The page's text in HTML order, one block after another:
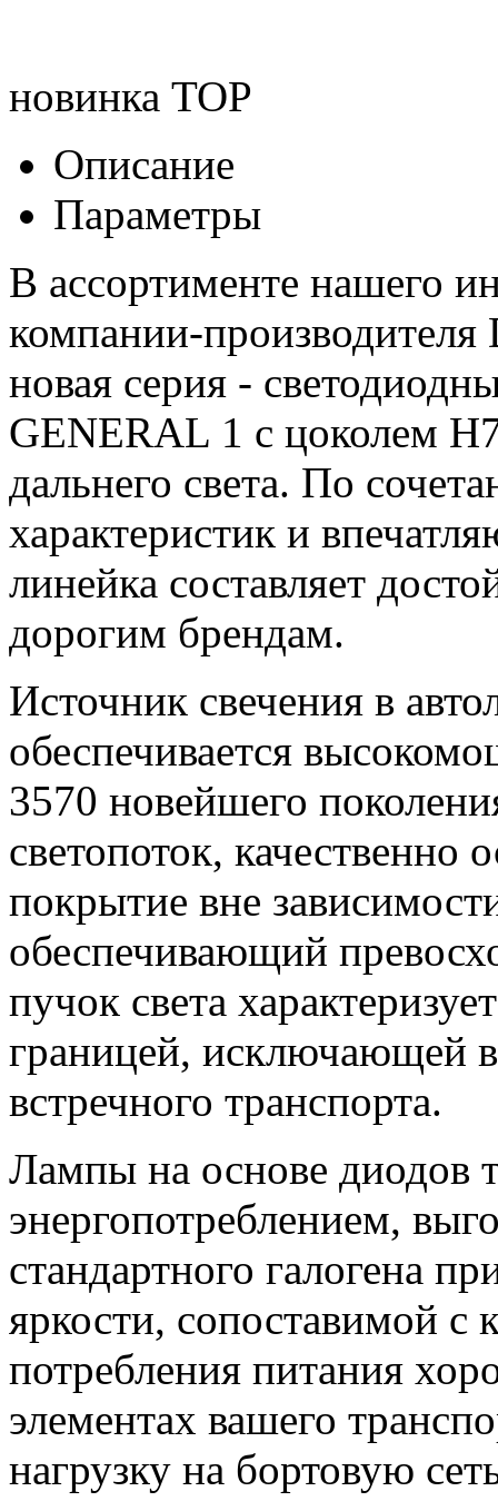
новинка TOP
Описание
Параметры
В ассортименте нашего
компании-производителя
новая серия -
GENERAL 1 с цоколем
дальнего света. По
характеристик и
линейка составляет
дорогим брендам.
Источник свечения в
обеспечивается
3570 новейшего
светопоток,
покрытие вне
обеспечивающий
пучок света
границей, исключающей
встречного транспорта.
Лампы на основе диодов
энергопотреблением,
стандартного галогена
яркости, сопоставимой
потребления питания
элементах вашего
нагрузку на бортовую